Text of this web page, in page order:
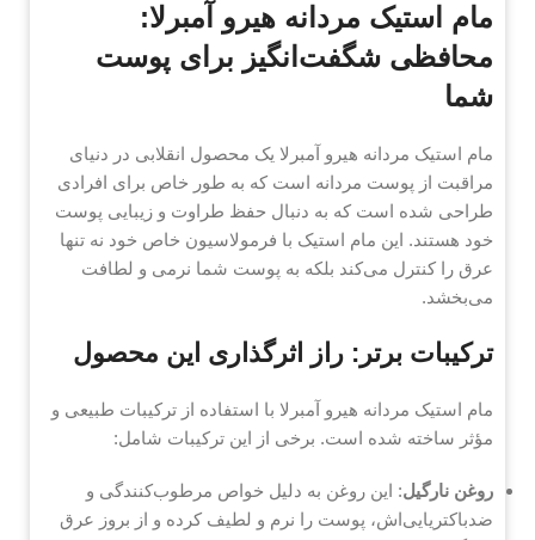
مام استيک مردانه هیرو آمبرلا:
محافظی شگفت‌انگیز برای پوست
شما
مام استيک مردانه هیرو آمبرلا یک محصول انقلابی در دنیای
مراقبت از پوست مردانه است که به طور خاص برای افرادی
طراحی شده است که به دنبال حفظ طراوت و زیبایی پوست
خود هستند. این مام استیک با فرمولاسیون خاص خود نه تنها
عرق را کنترل می‌کند بلکه به پوست شما نرمی و لطافت
می‌بخشد.
ترکیبات برتر: راز اثرگذاری این محصول
مام استيک مردانه هیرو آمبرلا با استفاده از ترکیبات طبیعی و
مؤثر ساخته شده است. برخی از این ترکیبات شامل:
روغن نارگیل: این روغن به دلیل خواص مرطوب‌کنندگی و
ضدباکتریایی‌اش، پوست را نرم و لطیف کرده و از بروز عرق